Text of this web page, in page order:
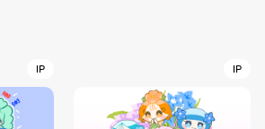
IP IP